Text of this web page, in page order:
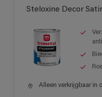
Steloxine Decor
Alleen verkrijgbaar in